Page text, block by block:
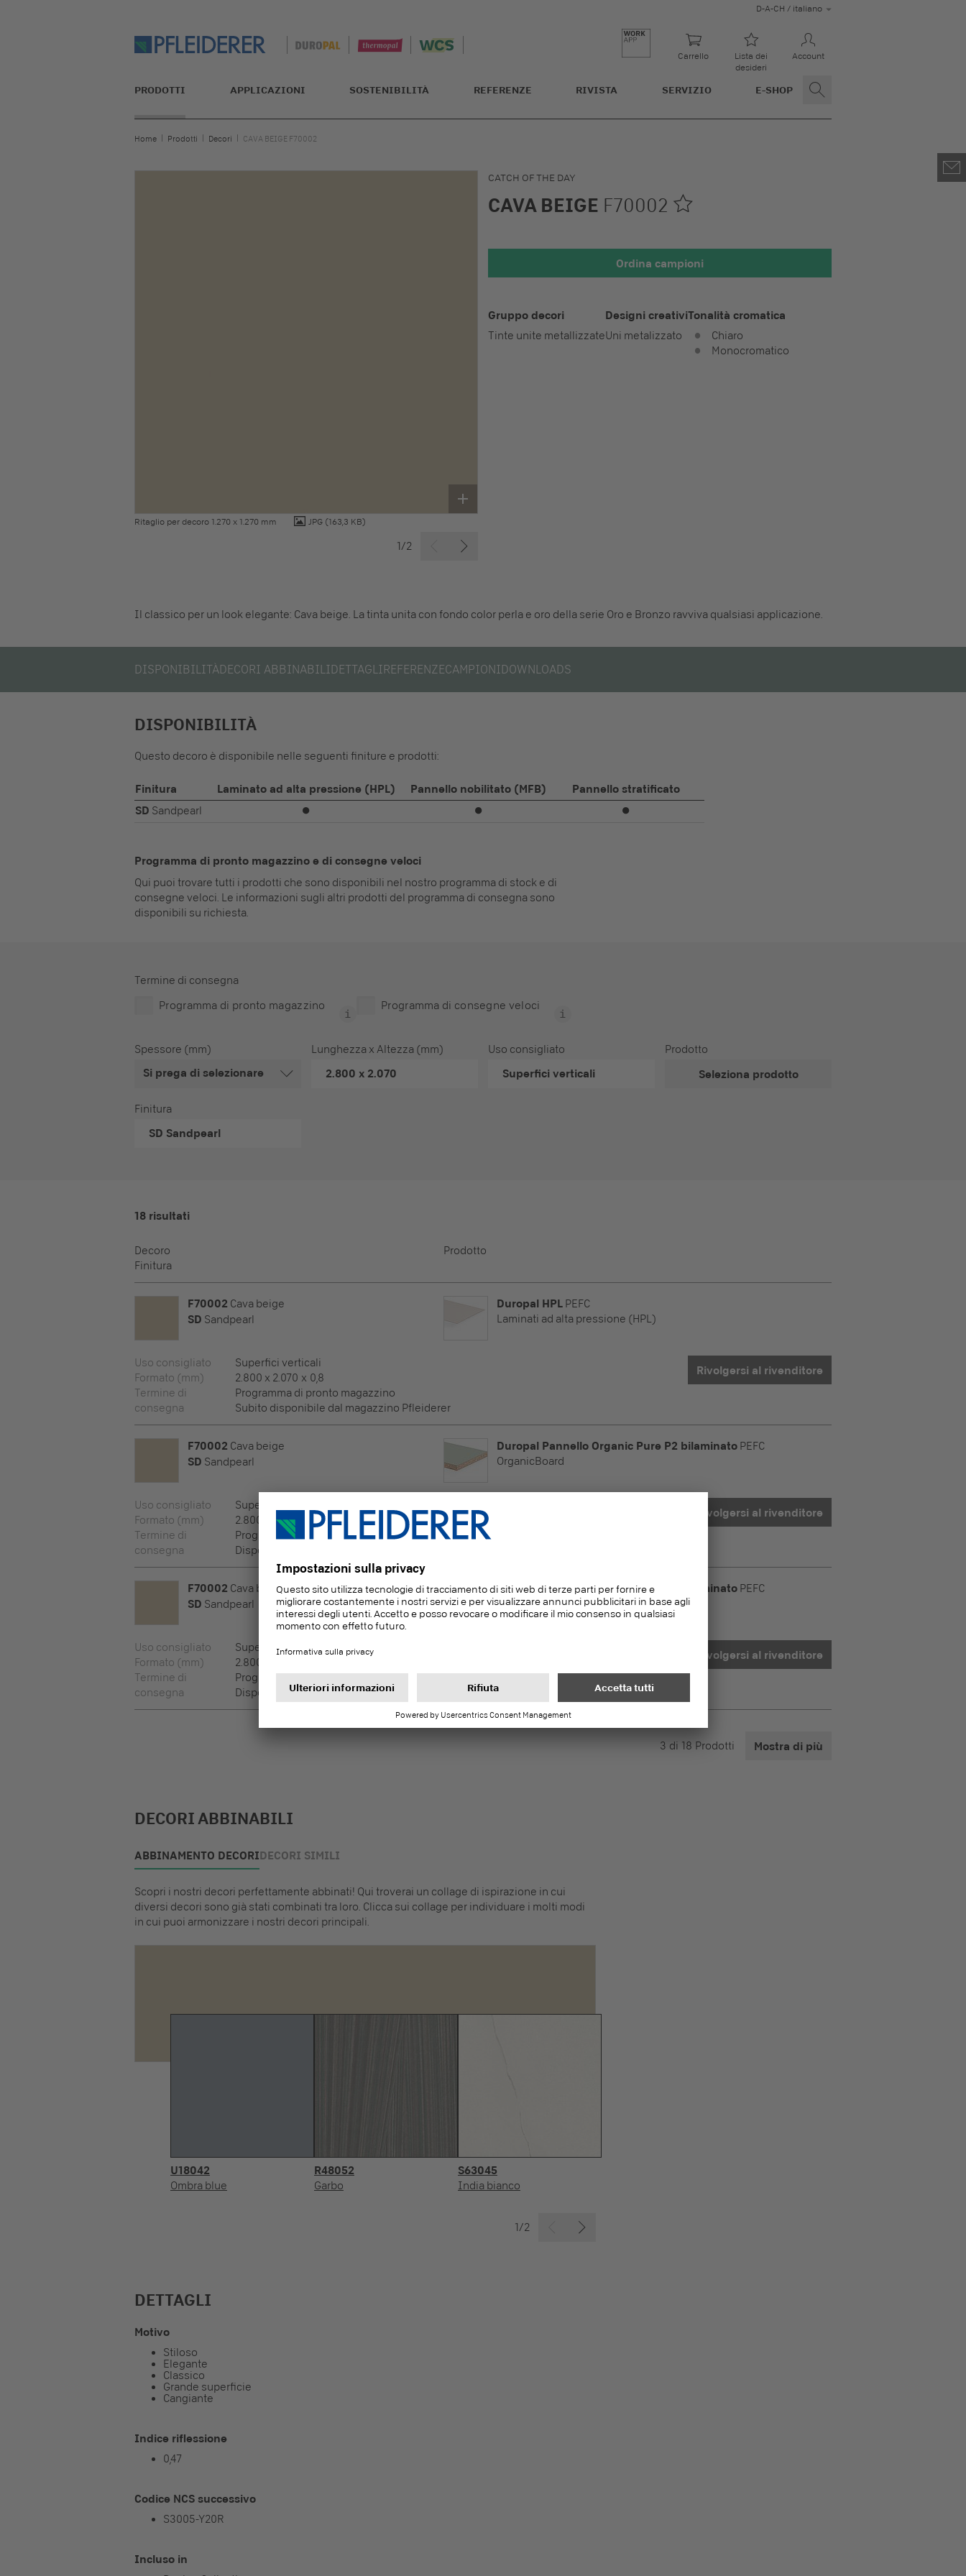
D-A-CH / italiano
Carrello
Lista dei
desideri
Account
PRODOTTI APPLICAZIONI SOSTENIBILITÀ REFERENZE RIVISTA SERVIZIO E-SHOP
Home Prodotti Decori CAVA BEIGE F70002
Ritaglio per decoro 1.270 x 1.270 mm JPG (163,3 KB)
Dettagli 100 x 100 mm
1/2
CATCH OF THE DAY
CAVA BEIGE F70002
Ordina campioni
Gruppo decori
Tinte unite metallizzate
Designi creativi
Uni metalizzato
Tonalità cromatica
Chiaro
Monocromatico
Il classico per un look elegante: Cava beige. La tinta unita con fondo color perla e oro della serie Oro e Bronzo ravviva qualsiasi applicazione.
DISPONIBILITÀDECORI ABBINABILIDETTAGLIREFERENZECAMPIONIDOWNLOADS
DISPONIBILITÀ
Questo decoro è disponibile nelle seguenti finiture e prodotti:
Finitura Laminato ad alta pressione (HPL) Pannello nobilitato (MFB)
Pannello stratificato
SD Sandpearl ⏺ ⏺ ⏺
Programma di pronto magazzino e di consegne veloci
Qui puoi trovare tutti i prodotti che sono disponibili nel nostro programma di stock e di
consegne veloci. Le informazioni sugli altri prodotti del programma di consegna sono
disponibili su richiesta.
Termine di consegna
Programma di pronto magazzino
Programma di consegne veloci
Spessore (mm)
Si prega di selezionare
Lunghezza x Altezza (mm)
2.800 x 2.070
Uso consigliato
Superfici verticali
Prodotto
Seleziona prodotto
Finitura
SD Sandpearl
18 risultati
Decoro
Finitura
Prodotto
F70002 Cava beige
SD Sandpearl
Duropal HPL PEFC
Laminati ad alta pressione (HPL)
Uso consigliato
Superfici verticali
Formato (mm)
2.800 x 2.070 x 0,8
Termine di
consegna
Programma di pronto magazzino
Subito disponibile dal magazzino Pfleiderer
Rivolgersi al rivenditore
F70002 Cava beige
SD Sandpearl
Duropal Pannello Organic Pure P2 bilaminato PEFC
OrganicBoard
Uso consigliato
Superfici verticali
Formato (mm)
2.800 x 2.070 x 9,6
Termine di
consegna
Programma di consegne veloci
Disponibile a breve dalla produzione
Rivolgersi al rivenditore
F70002 Cava beige
SD Sandpearl
Duropal Pannello Organic Pure P2 bilaminato PEFC
OrganicBoard
Uso consigliato
Superfici verticali
Formato (mm)
2.800 x 2.070 x 11,6
Termine di
consegna
Programma di consegne veloci
Disponibile a breve dalla produzione
Rivolgersi al rivenditore
3 di 18 Prodotti Mostra di più
DECORI ABBINABILI
ABBINAMENTO DECORIDECORI SIMILI
Scopri i nostri decori perfettamente abbinati! Qui troverai un collage di ispirazione in cui
diversi decori sono già stati combinati tra loro. Clicca sui collage per individuare i molti modi
in cui puoi armonizzare i nostri decori principali.
U18042
Ombra blue
R48052
Garbo
S63045
India bianco
1/2
DETTAGLI
Motivo
Stiloso
Elegante
Classico
Grande superficie
Cangiante
Indice riflessione
0,47
Codice NCS successivo
S3005-Y20R
Incluso in